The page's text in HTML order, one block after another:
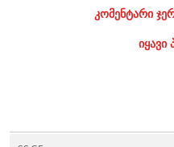
კომენტარი
იყავი